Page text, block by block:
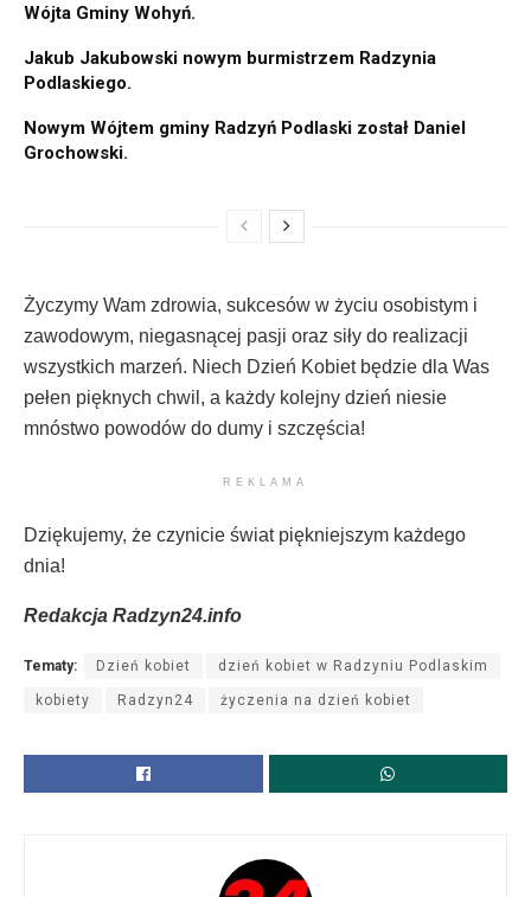
Wójta Gminy Wohyń.
Jakub Jakubowski nowym burmistrzem Radzynia
Podlaskiego.
Nowym Wójtem gminy Radzyń Podlaski został Daniel
Grochowski.
Życzymy Wam zdrowia, sukcesów w życiu osobistym i
zawodowym, niegasnącej pasji oraz siły do realizacji
wszystkich marzeń. Niech Dzień Kobiet będzie dla Was
pełen pięknych chwil, a każdy kolejny dzień niesie
mnóstwo powodów do dumy i szczęścia!
REKLAMA
Dziękujemy, że czynicie świat piękniejszym każdego
dnia!
Redakcja Radzyn24.info
Tematy: Dzień kobiet dzień kobiet w Radzyniu Podlaskim
kobiety Radzyn24 życzenia na dzień kobiet